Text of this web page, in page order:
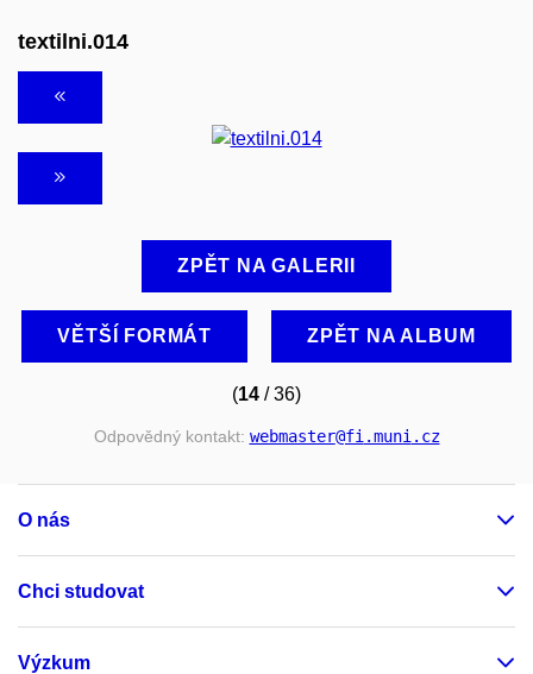
textilni.014
ZPĚT NA GALERII
VĚTŠÍ FORMÁT ZPĚT NA ALBUM
(14 / 36)
Odpovědný kontakt: webmaster@fi.muni.cz
O nás
Chci studovat
Výzkum